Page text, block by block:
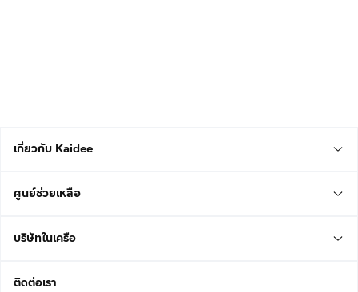
เกี่ยวกับ Kaidee
ศูนย์ช่วยเหลือ
บริษัทในเครือ
ติดต่อเรา